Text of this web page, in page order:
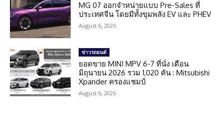
MG 07 ออกจำหน่ายแบบ Pre-Sales ที่
ประเทศจีน โดยมีทั้งขุมพลัง EV และ PHEV
August 6, 2026
ข่าวรถยนต์
ยอดขาย MINI MPV 6-7 ที่นั่ง เดือน
มิถุนายน 2026 รวม 1,020 คัน : Mitsubishi
Xpander ครองแชมป์
August 6, 2026